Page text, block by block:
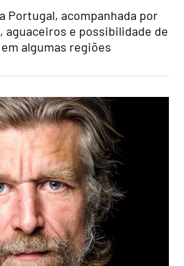
Portugal, acompanhada por
aguaceiros e possibilidade de
algumas regiões